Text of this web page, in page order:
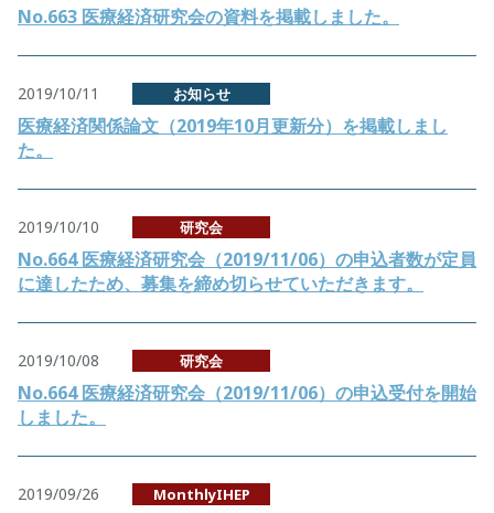
No.663 医療経済研究会の資料を掲載しました。
2019/10/11 お知らせ
医療経済関係論文（2019年10月更新分）を掲載しまし
た。
2019/10/10 研究会
No.664 医療経済研究会（2019/11/06）の申込者数が定員
に達したため、募集を締め切らせていただきます。
2019/10/08 研究会
No.664 医療経済研究会（2019/11/06）の申込受付を開始
しました。
2019/09/26 MonthlyIHEP